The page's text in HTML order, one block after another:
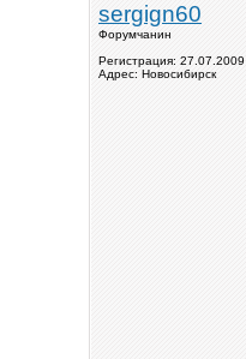
sergign60
Форумчанин
Регистрация: 27.07.2009
Адрес: Новосибирск